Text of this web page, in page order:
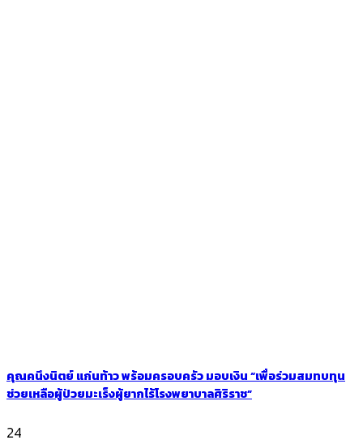
คุณคนึงนิตย์ แก่นท้าว พร้อมครอบครัว มอบเงิน “เพื่อร่วมสมทบทุน
ช่วยเหลือผู้ป่วยมะเร็งผู้ยากไร้โรงพยาบาลศิริราช”
24